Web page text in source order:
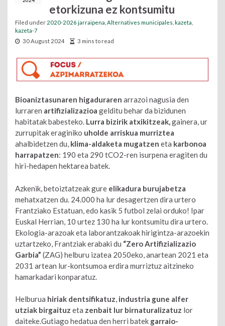
etorkizuna ez kontsumitu
Filed under 2020-2026 jarraipena Alternatives municipales kazeta
kazeta-7
30 August 2024
3 mins to read
Bioaniztasunaren higaduraren arrazoi nagusia den
lurraren artifizializazioa gelditu behar da bizidunen
habitatak babesteko. Lurra bizirik atxikitzeak,gainera, ur
zurrupitak eraginiko uholde arriskua murriztea
ahalbidetzen du, klima-aldaketa mugatzen eta karbonoa
harrapatzen: 190 eta 290 tCO2-ren isurpena eragiten du
hiri-hedapen hektarea batek.
Azkenik, betoiztatzeak gure elikadura burujabetza
mehatxatzen du. 24.000 ha lur desagertzen dira urtero
Frantziako Estatuan, edo kasik 5 futbol zelai orduko! Ipar
Euskal Herrian, 10 urtez 130 ha lur kontsumitu dira urtero.
Ekologia-arazoak eta laborantzakoak hirigintza-arazoekin
uztartzeko, Frantziak erabaki du “Zero Artifizializazio
Garbia” (ZAG) helburu izatea 2050eko, anartean 2021 eta
2031 artean lur-kontsumoa erdira murriztuz aitzineko
hamarkadari konparatuz.
Helburua hiriak dentsifikatuz, industria gune alfer
utziak birgaituz eta zenbait lur birnaturalizatuz lor
daiteke.Gutiago hedatua den herri batek garraio-